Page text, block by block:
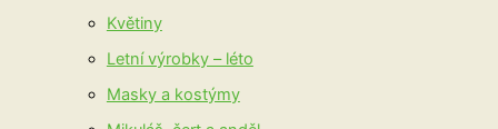
Květiny
Letní výrobky – léto
Masky a kostýmy